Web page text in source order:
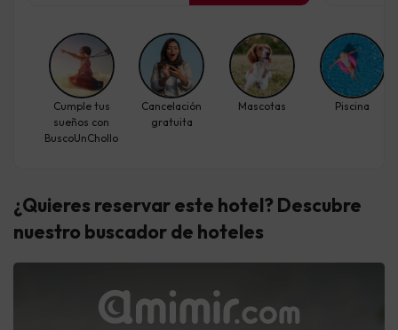
Cumple tus
sueños con
BuscoUnChollo
Cancelación
gratuita
Mascotas Piscina
¿Quieres reservar este hotel? Descubre
nuestro buscador de hoteles